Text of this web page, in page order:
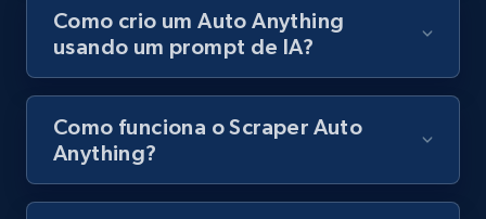
8.1K+ 716+ Comece grátis
Youtube - Videos posts - Discovery records
by Explore page URL
Como crio um Auto Anything
usando um prompt de IA?
Como funciona o Scraper Auto
Anything?